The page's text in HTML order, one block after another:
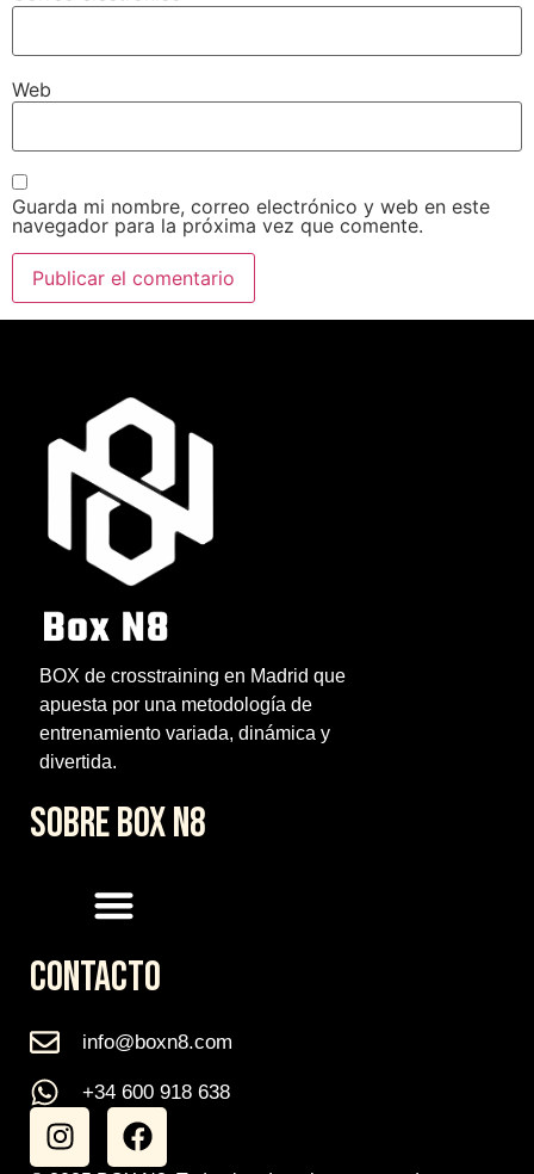
Web
Guarda mi nombre, correo electrónico y web en este
navegador para la próxima vez que comente.
BOX de crosstraining en Madrid que
apuesta por una metodología de
entrenamiento variada, dinámica y
divertida.
SOBRE BOX N8
CONTACTO
info@boxn8.com
+34 600 918 638